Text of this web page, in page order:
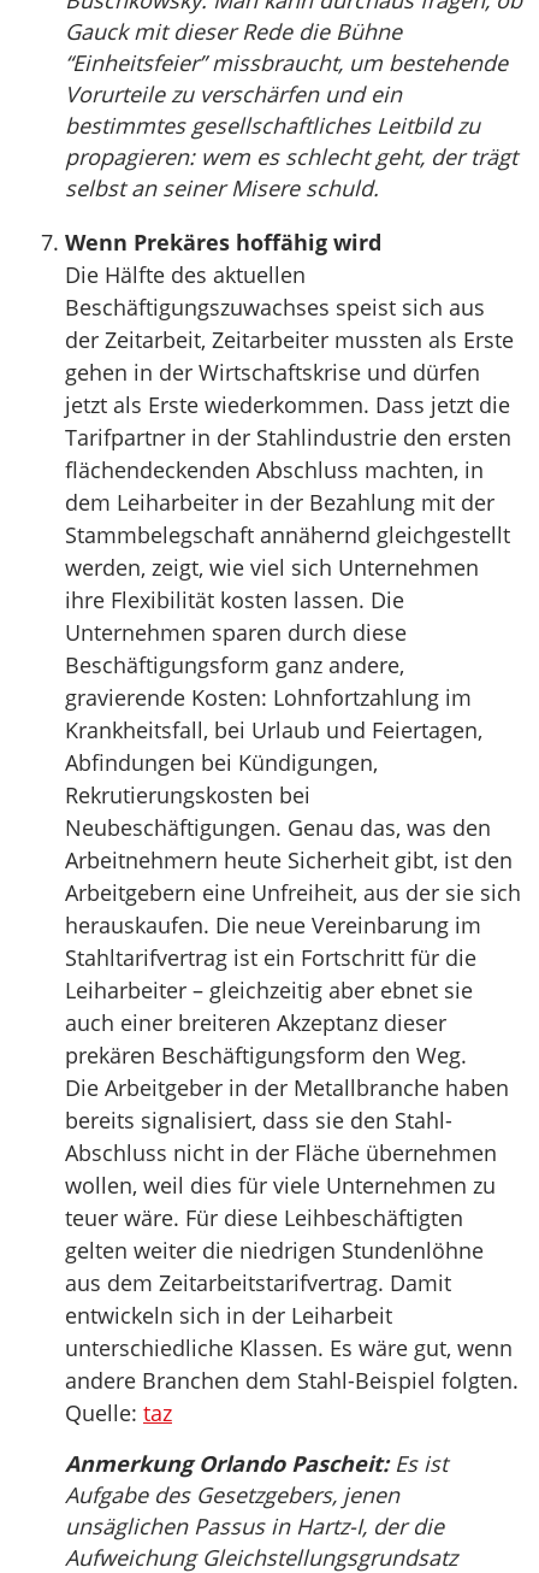
Gauck mit dieser Rede die Bühne
“Einheitsfeier” missbraucht, um bestehende
Vorurteile zu verschärfen und ein
bestimmtes gesellschaftliches Leitbild zu
propagieren: wem es schlecht geht, der trägt
selbst an seiner Misere schuld.
Wenn Prekäres hoffähig wird
Die Hälfte des aktuellen
Beschäftigungszuwachses speist sich aus
der Zeitarbeit, Zeitarbeiter mussten als Erste
gehen in der Wirtschaftskrise und dürfen
jetzt als Erste wiederkommen. Dass jetzt die
Tarifpartner in der Stahlindustrie den ersten
flächendeckenden Abschluss machten, in
dem Leiharbeiter in der Bezahlung mit der
Stammbelegschaft annähernd gleichgestellt
werden, zeigt, wie viel sich Unternehmen
ihre Flexibilität kosten lassen. Die
Unternehmen sparen durch diese
Beschäftigungsform ganz andere,
gravierende Kosten: Lohnfortzahlung im
Krankheitsfall, bei Urlaub und Feiertagen,
Abfindungen bei Kündigungen,
Rekrutierungskosten bei
Neubeschäftigungen. Genau das, was den
Arbeitnehmern heute Sicherheit gibt, ist den
Arbeitgebern eine Unfreiheit, aus der sie sich
herauskaufen. Die neue Vereinbarung im
Stahltarifvertrag ist ein Fortschritt für die
Leiharbeiter – gleichzeitig aber ebnet sie
auch einer breiteren Akzeptanz dieser
prekären Beschäftigungsform den Weg.
Die Arbeitgeber in der Metallbranche haben
bereits signalisiert, dass sie den Stahl-
Abschluss nicht in der Fläche übernehmen
wollen, weil dies für viele Unternehmen zu
teuer wäre. Für diese Leihbeschäftigten
gelten weiter die niedrigen Stundenlöhne
aus dem Zeitarbeitstarifvertrag. Damit
entwickeln sich in der Leiharbeit
unterschiedliche Klassen. Es wäre gut, wenn
andere Branchen dem Stahl-Beispiel folgten.
Quelle: taz
Anmerkung Orlando Pascheit:Es ist
Aufgabe des Gesetzgebers, jenen
unsäglichen Passus in Hartz-I, der die
Aufweichung Gleichstellungsgrundsatz